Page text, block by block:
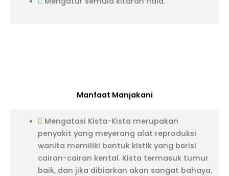
Manfaat Manjakani
Mengatasi Kista-Kista merupakan
penyakit yang meyerang alat reproduksi
wanita memiliki bentuk kistik yang berisi
cairan-cairan kental. Kista termasuk tumur
baik, dan jika dibiarkan akan sangat bahaya.